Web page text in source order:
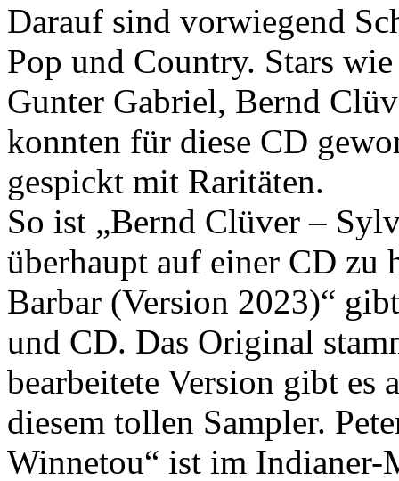
Darauf sind vorwiegend
Pop und Country. Stars
Gunter Gabriel, Bernd
konnten für diese CD
gespickt mit Raritäten.
So ist „Bernd Clüver –
überhaupt auf einer CD zu
Barbar (Version 2023)“
und CD. Das Original
bearbeitete Version gibt es
diesem tollen Sampler.
Winnetou“ ist im Indianer-